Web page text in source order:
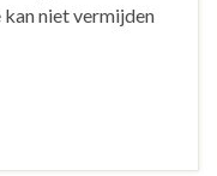
niet vermijden